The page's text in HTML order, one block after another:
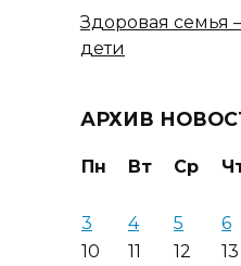
Здоровая семья
дети
АРХИВ
Пн Вт Ср
3
4 5 6
10
11 12 13